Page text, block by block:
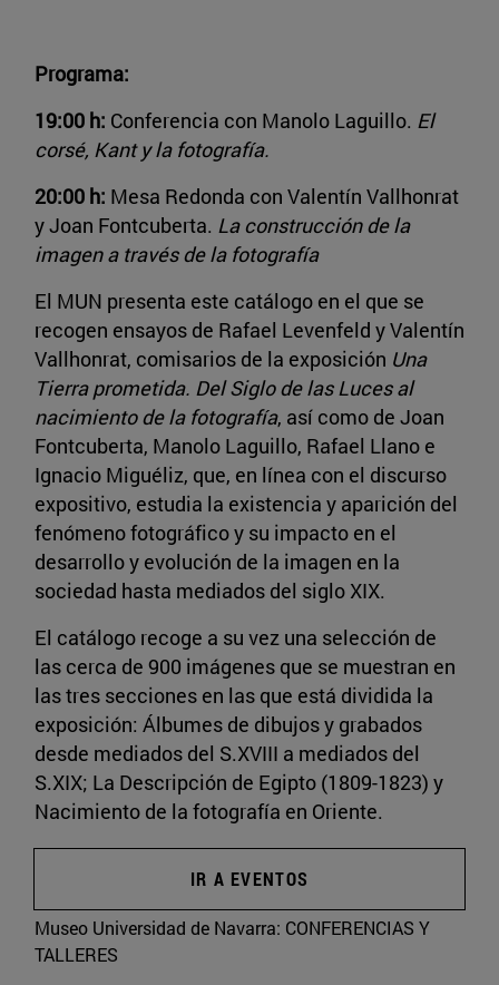
Programa:
19:00 h: Conferencia con Manolo Laguillo. El
corsé, Kant y la fotografía.
20:00 h: Mesa Redonda con Valentín Vallhonrat
y Joan Fontcuberta. La construcción de la
imagen a través de la fotografía
El MUN presenta este catálogo en el que se
recogen ensayos de Rafael Levenfeld y Valentín
Vallhonrat, comisarios de la exposición Una
Tierra prometida. Del Siglo de las Luces al
nacimiento de la fotografía, así como de Joan
Fontcuberta, Manolo Laguillo, Rafael Llano e
Ignacio Miguéliz, que, en línea con el discurso
expositivo, estudia la existencia y aparición del
fenómeno fotográfico y su impacto en el
desarrollo y evolución de la imagen en la
sociedad hasta mediados del siglo XIX.
El catálogo recoge a su vez una selección de
las cerca de 900 imágenes que se muestran en
las tres secciones en las que está dividida la
exposición: Álbumes de dibujos y grabados
desde mediados del S.XVIII a mediados del
S.XIX; La Descripción de Egipto (1809-1823) y
Nacimiento de la fotografía en Oriente.
IR A EVENTOS
Museo Universidad de Navarra: CONFERENCIAS Y
TALLERES